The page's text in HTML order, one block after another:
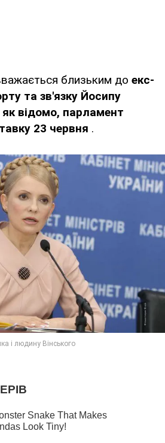
близьким до екс-
та зв'язку Йосипу
як відомо, парламент
23 червня .